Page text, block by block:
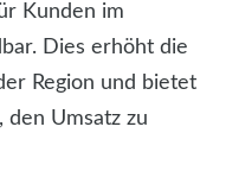
Kunden im
Dies erhöht die
Region und bietet
den Umsatz zu